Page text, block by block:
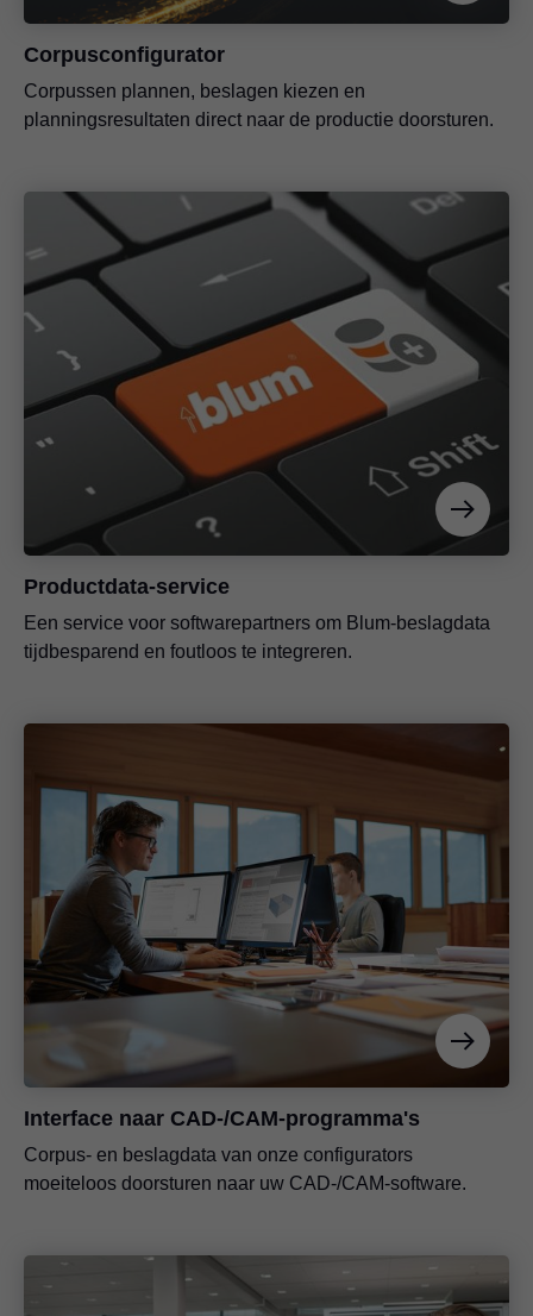
Corpusconfigurator
Corpussen plannen, beslagen kiezen en
planningsresultaten direct naar de productie doorsturen.
Productdata-service
Een service voor softwarepartners om Blum-beslagdata
tijdbesparend en foutloos te integreren.
Interface naar CAD-/CAM-programma's
Corpus- en beslagdata van onze configurators
moeiteloos doorsturen naar uw CAD-/CAM-software.